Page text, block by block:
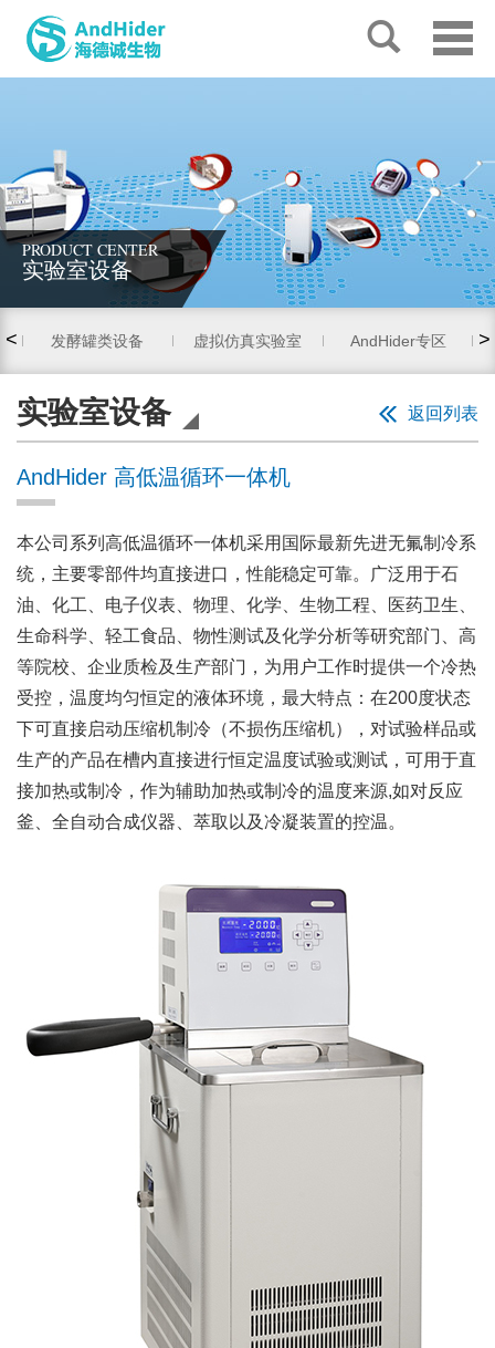
PRODUCT CENTER
实验室设备
发酵罐类设备 虚拟仿真实验室 AndHider专区
< >
返回列表
实验室设备
AndHider 高低温循环一体机
本公司系列高低温循环一体机采用国际最新先进无氟制冷系
统，主要零部件均直接进口，性能稳定可靠。广泛用于石
油、化工、电子仪表、物理、化学、生物工程、医药卫生、
生命科学、轻工食品、物性测试及化学分析等研究部门、高
等院校、企业质检及生产部门，为用户工作时提供一个冷热
受控，温度均匀恒定的液体环境，最大特点：在200度状态
下可直接启动压缩机制冷（不损伤压缩机），对试验样品或
生产的产品在槽内直接进行恒定温度试验或测试，可用于直
接加热或制冷，作为辅助加热或制冷的温度来源,如对反应
釜、全自动合成仪器、萃取以及冷凝装置的控温。